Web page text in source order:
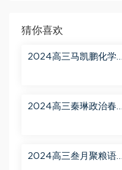
猜你喜欢
2024高三马凯鹏化学一
2024高三秦琳政治春季
2024高三叁月聚粮语文